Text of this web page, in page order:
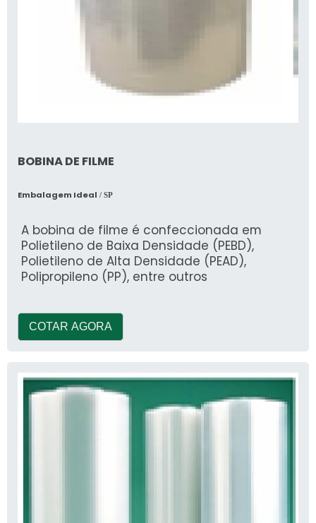
BOBINA DE FILME
Embalagem Ideal / SP
A bobina de filme é confeccionada em
Polietileno de Baixa Densidade (PEBD),
Polietileno de Alta Densidade (PEAD),
Polipropileno (PP), entre outros
COTAR AGORA